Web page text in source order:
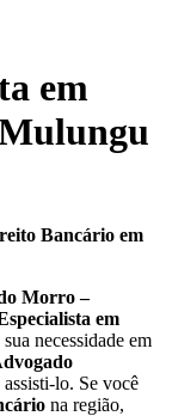
em
Bancário em
Morro –
em
necessidade em
lo. Se você
na região,